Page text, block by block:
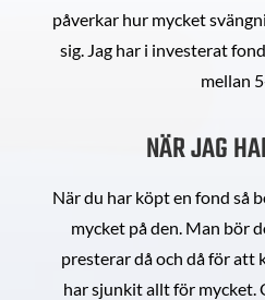
påverkar hur mycket
sig. Jag har i investerat
mellan
NÄR JAG
När du har köpt en fond så
mycket på den. Man bör
presterar då och då för att
har sjunkit allt för mycket.